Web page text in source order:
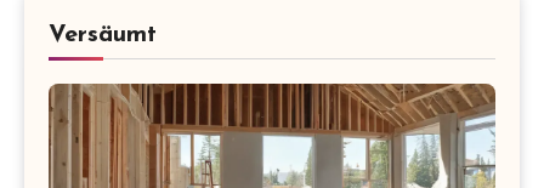
Versäumt